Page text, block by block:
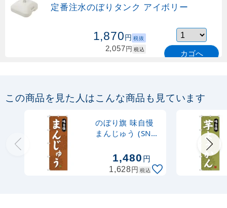
定番注水のぼりタンク アイボリー
1,870円 税抜
2,057円 税込 カゴへ
1.6～3m 伸縮式 緑 (30537GRN)
売り切れ中
購入不可
定番のぼり竿 オリジナルのぼりポール
1.6～3m 伸縮式 水色 (30537SBL)
この商品を見た人はこんな商品も見ています
のぼり旗 味自慢
まんじゅう (SNB-
1,480円
1,628円 税込